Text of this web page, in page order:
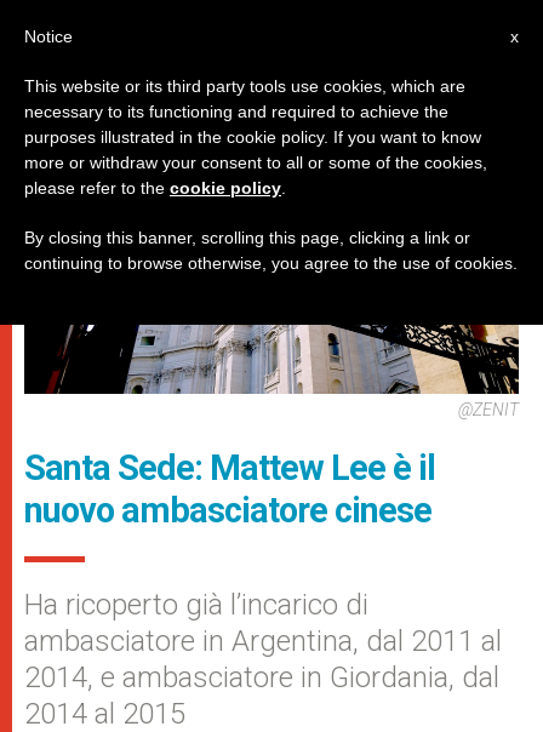
DICASTERI
@ZENIT
Santa Sede: Mattew Lee è il
nuovo ambasciatore cinese
Ha ricoperto già l’incarico di
ambasciatore in Argentina, dal 2011 al
2014, e ambasciatore in Giordania, dal
2014 al 2015
x
Notice
This website or its third party tools use cookies, which are
necessary to its functioning and required to achieve the
purposes illustrated in the cookie policy. If you want to know
more or withdraw your consent to all or some of the cookies,
please refer to the cookie policy
By closing this banner, scrolling this page, clicking a link or
continuing to browse otherwise, you agree to the use of cookies.